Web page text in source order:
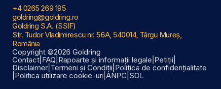
+4 0265 269 195
goldring@goldring.ro
Goldring S.A. (SSIF)
Str. Tudor Vladimirescu nr. 56A, 540014, Târgu Mureș,
România
Copyright ©2026 Goldring
Contact FAQ Rapoarte și informații legale Petiții
Disclaimer Termeni și Condiții Politica de confidențialitate
Politica utilizare cookie-uri ANPC SOL